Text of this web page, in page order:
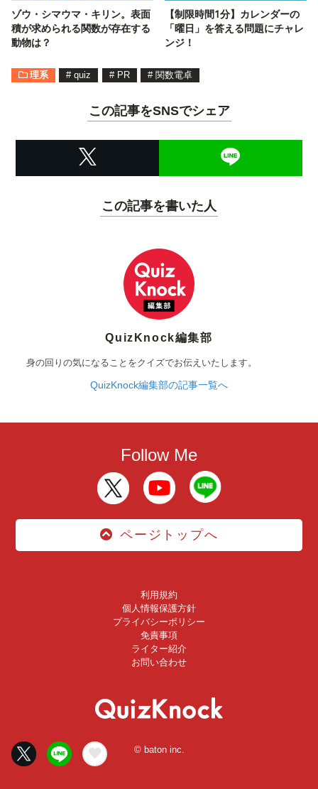
ゾウ・シマウマ・キリン。表面
積が求められる関数が存在する
動物は？
【制限時間1分】カレンダーの
「曜日」を答える問題にチャレ
ンジ！
理系 # quiz # PR # 関数電卓
この記事をSNSでシェア
この記事を書いた人
QuizKnock編集部
身の回りの気になることをクイズでお伝えいたします。
QuizKnock編集部の記事一覧へ
Follow Me
ページトップへ
利用規約
個人情報保護方針
プライバシーポリシー
免責事項
ライター紹介
お問い合わせ
© baton inc.